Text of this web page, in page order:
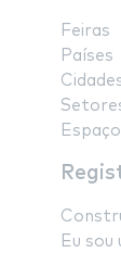
Feiras
Países
Eu sou